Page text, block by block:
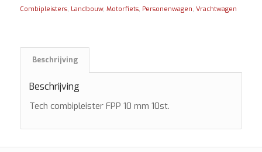
Combipleisters, Landbouw, Motorfiets, Personenwagen, Vrachtwagen
Beschrijving
Beschrijving
Tech combipleister FPP 10 mm 10st.